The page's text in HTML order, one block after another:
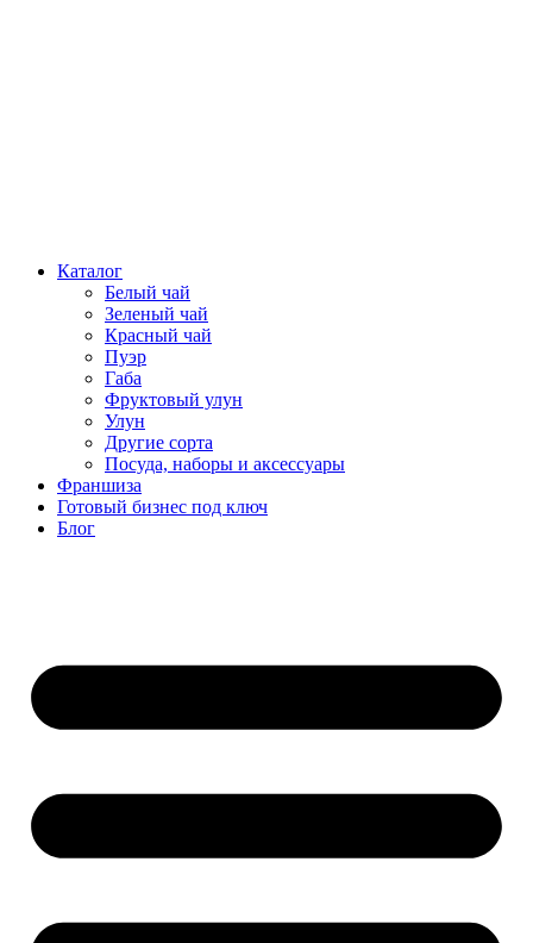
Каталог
Белый чай
Зеленый чай
Красный чай
Пуэр
Габа
Фруктовый улун
Улун
Другие сорта
Посуда, наборы и аксессуары
Франшиза
Готовый бизнес под ключ
Блог